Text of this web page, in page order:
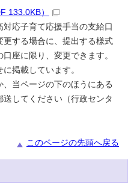
133.0KB）
応子育て応援手当の支給口
する場合に、提出する様式
座に限り、変更できます。
掲載しています。
当ページの下のほうにある
してください（行政センタ
このページの先頭へ戻る